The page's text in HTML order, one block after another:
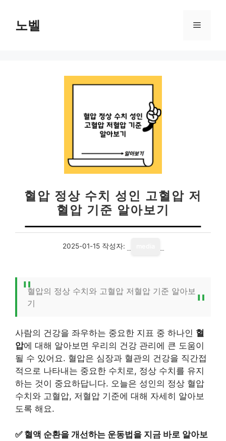
노벨 메
혈압 정상 수치 성인 고혈압 저
혈압 기준 알아보기
2025-01-15 작성자:
혈압의 정상 수치와 고혈압 저혈압 기준 알아보
기
사람의 건강을 좌우하는 중요한 지표 중 하나인 혈
압에 대해 알아보면 우리의 건강 관리에 큰 도움이
될 수 있어요. 혈압은 심장과 혈관의 건강을 직간접
적으로 나타내는 중요한 수치로, 정상 수치를 유지
하는 것이 중요하답니다. 오늘은 성인의 정상 혈압
수치와 고혈압, 저혈압 기준에 대해 자세히 알아보
도록 해요.
✅ 혈액 순환을 개선하는 운동법을 지금 바로 알아보